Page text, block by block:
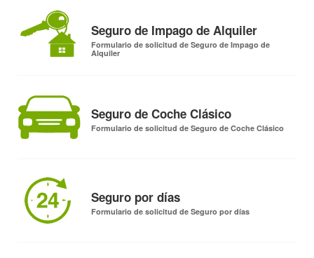
Seguro de Impago de Alquiler
Formulario de solicitud de Seguro de Impago de
Alquiler
Seguro de Coche Clásico
Formulario de solicitud de Seguro de Coche Clásico
Seguro por días
Formulario de solicitud de Seguro por días